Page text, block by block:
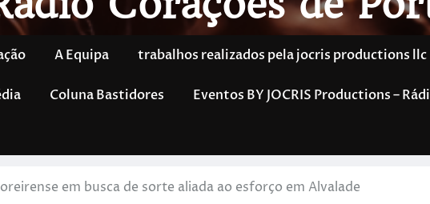
A Equipa trabalhos realizados pela jocris productions llc
Coluna Bastidores Eventos BY JOCRIS Productions –
em busca de sorte aliada ao esforço em Alvalade